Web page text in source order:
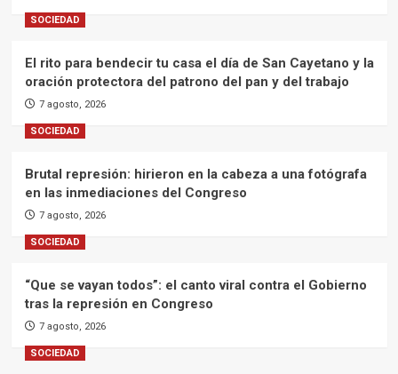
SOCIEDAD
El rito para bendecir tu casa el día de San Cayetano y la
oración protectora del patrono del pan y del trabajo
7 agosto, 2026
SOCIEDAD
Brutal represión: hirieron en la cabeza a una fotógrafa
en las inmediaciones del Congreso
7 agosto, 2026
SOCIEDAD
“Que se vayan todos”: el canto viral contra el Gobierno
tras la represión en Congreso
7 agosto, 2026
SOCIEDAD